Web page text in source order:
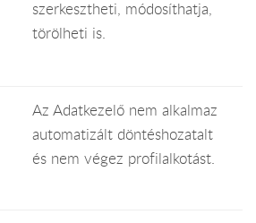
szerkesztheti, módosíthatja,
törölheti is.
Az Adatkezelő nem alkalmaz
automatizált döntéshozatalt
és nem végez profilalkotást.